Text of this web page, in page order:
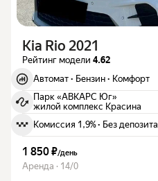
Kia Rio 2021
Рейтинг модели 4.62
Автомат · Бензин · Комфорт
Парк «АВКАРС Юг»
жилой комплекс Красина
Комиссия 1,9%· Без депозита
1 850 ₽/день
Аренда · 14/0